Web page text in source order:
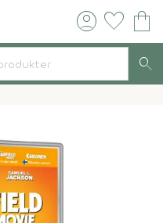
account_circle favorite shopping_bag
search